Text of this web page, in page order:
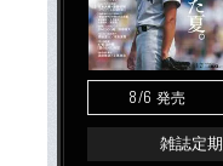
8/6 発売
雑誌定